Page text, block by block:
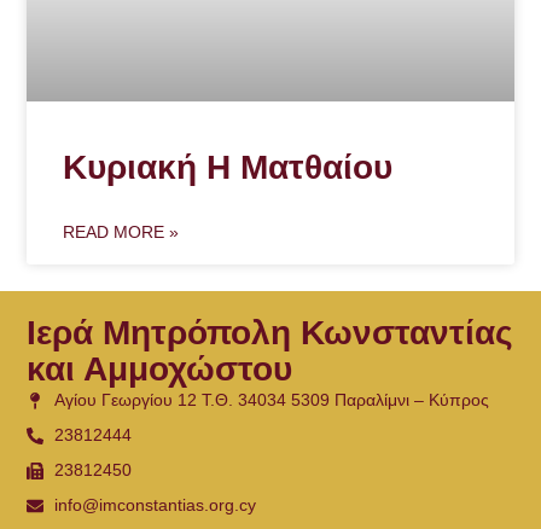
Κυριακή Η Ματθαίου
READ MORE »
Ιερά Μητρόπολη Κωνσταντίας
και Αμμοχώστου
Αγίου Γεωργίου 12 Τ.Θ. 34034 5309 Παραλίμνι – Κύπρος
23812444
23812450
info@imconstantias.org.cy